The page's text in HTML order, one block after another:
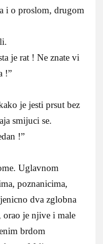
i o proslom, drugom
je rat ! Ne znate vi
!”
je jesti prsut bez
smijuci se.
!”
Uglavnom
poznanicima,
dva zglobna
je njive i male
brdom